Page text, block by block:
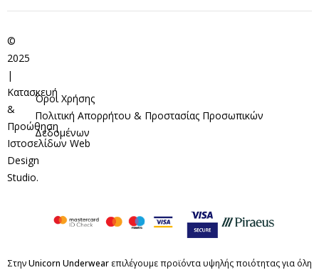
©
2025
|
Κατασκευή
&
Προώθηση
Ιστοσελίδων Web
Design
Studio.
Όροι Χρήσης
Πολιτική Απορρήτου & Προστασίας Προσωπικών
Δεδομένων
ΣτηνUnicorn Underwearεπιλέγουμε προϊόντα υψηλής ποιότητας για όλη